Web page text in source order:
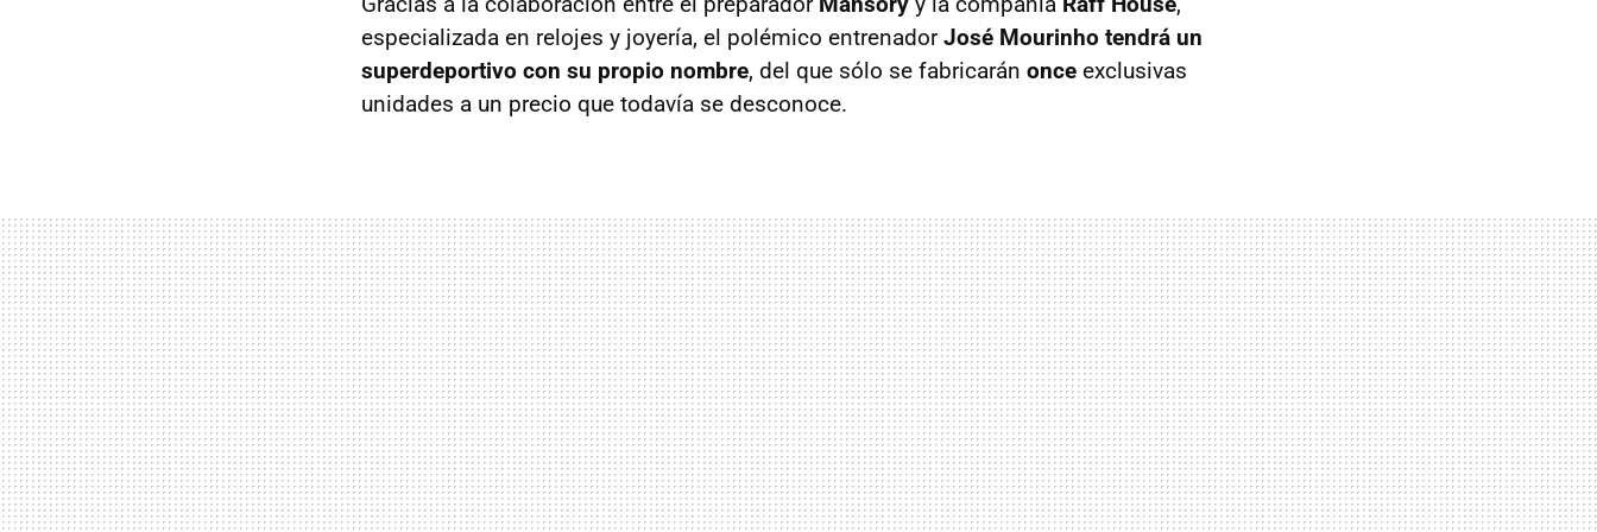
especializada en relojes y joyería, el polémico entrenadorJosé Mourinho tendrá un
superdeportivo con su propio nombre, del que sólo se fabricarán once exclusivas
unidades a un precio que todavía se desconoce.